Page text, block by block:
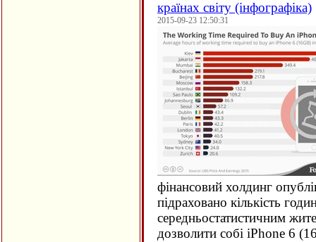
країнах світу (інфографіка)
2015-09-23 12:50:31
фінансовий холдинг
підраховано кількість
середньостатистичним
дозволити собі iPhone 6 (